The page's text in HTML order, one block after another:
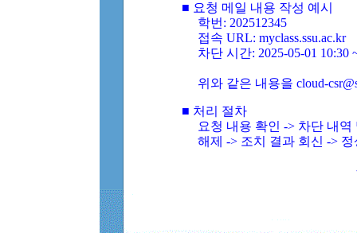
■ 요청 메일 내용 작성 예시
학번: 202512345
접속 URL: myclass.ssu.ac.kr
차단 시간: 2025-05-01 10:30
위와 같은 내용을 cloud-
■ 처리 절차
요청 내용 확인 -> 차단 내
해제 -> 조치 결과 회신 ->